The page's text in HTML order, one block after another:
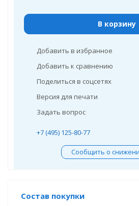
В корзину
Добавить в избранное
Добавить к сравнению
Поделиться в соцсетях
Версия для печати
Задать вопрос
+7 (495) 125-80-77
Сообщить о
Состав покупки